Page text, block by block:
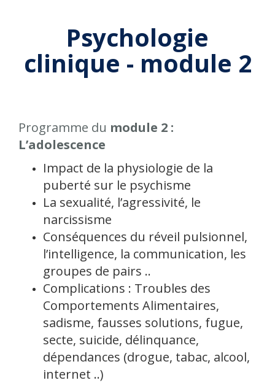
Psychologie
clinique - module 2
Programme du module 2 :
L’adolescence
Impact de la physiologie de la
puberté sur le psychisme
La sexualité, l’agressivité, le
narcissisme
Conséquences du réveil pulsionnel,
l’intelligence, la communication, les
groupes de pairs ..
Complications : Troubles des
Comportements Alimentaires,
sadisme, fausses solutions, fugue,
secte, suicide, délinquance,
dépendances (drogue, tabac, alcool,
internet ..)